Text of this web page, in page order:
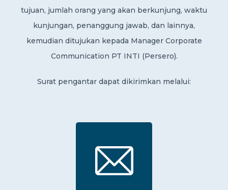
tujuan, jumlah orang yang akan berkunjung, waktu
kunjungan, penanggung jawab, dan lainnya,
kemudian ditujukan kepada Manager Corporate
Communication PT INTI (Persero).
Surat pengantar dapat dikirimkan melalui: